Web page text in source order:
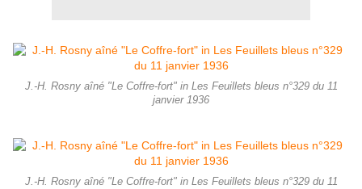
J.-H. Rosny aîné "Le Coffre-fort" in Les Feuillets bleus n°329 du 11
janvier 1936
J.-H. Rosny aîné "Le Coffre-fort" in Les Feuillets bleus n°329 du 11